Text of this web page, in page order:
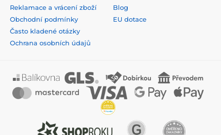
Reklamace a vrácení zboží
Obchodní podmínky
Často kladené otázky
Ochrana osobních údajů
Blog
EU dotace